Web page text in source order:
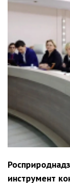
инструмент